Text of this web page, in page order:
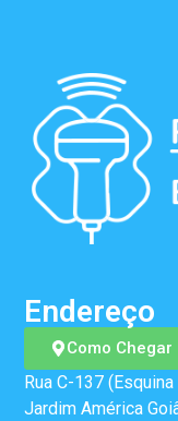
Como Chegar
Rua C-137
Jardim América
Endereço